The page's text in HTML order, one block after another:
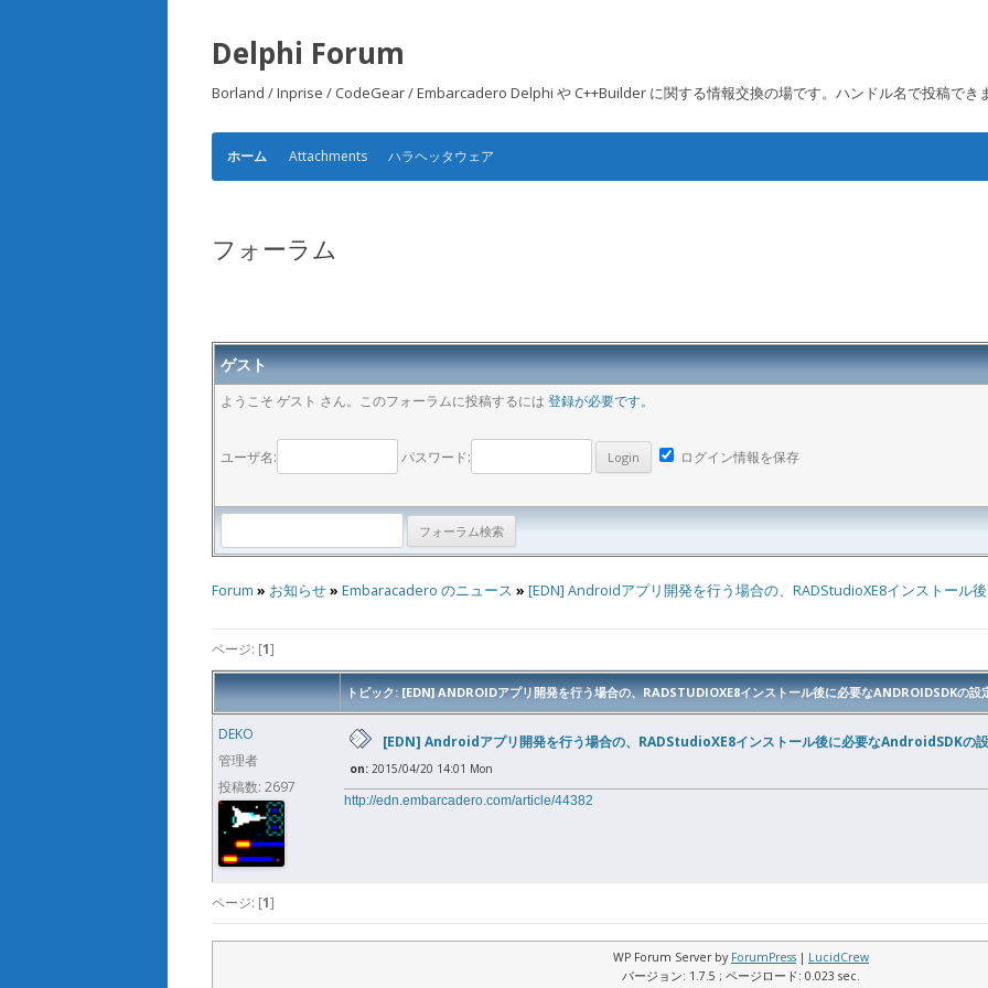
Delphi Forum
Borland / Inprise / CodeGear / Embarcadero Delphi や C++Builder に関する情報交換の場です。ハンドル名で投稿でき
コンテンツへ移動
ホーム Attachments ハラヘッタウェア
フォーラム
ゲスト
ようこそ ゲスト さん。このフォーラムに投稿するには 登録が必要です。
ユーザ名: パスワード: ログイン情報を保存
Forum » お知らせ» Embaracadero のニュース » [EDN] Androidアプリ開発を行う場合の、RADStudioXE8インストール
ページ: [1]
トピック: [EDN] ANDROIDアプリ開発を行う場合の、RADSTUDIOXE8インストール後に必要なANDROIDSDKの設
DEKO
管理者
投稿数: 2697
[EDN] Androidアプリ開発を行う場合の、RADStudioXE8インストール後に必要なAndroidSDKの
on: 2015/04/20 14:01 Mon
http://edn.embarcadero.com/article/44382
ページ: [1]
WP Forum Server by ForumPress | LucidCrew
バージョン: 1.7.5 ; ページロード: 0.023 sec.